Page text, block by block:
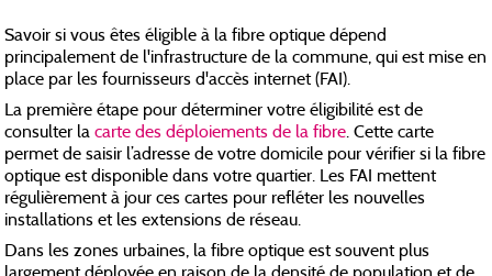
Savoir si vous êtes éligible à la fibre optique dépend
principalement de l'infrastructure de la commune, qui est mise en
place par les fournisseurs d'accès internet (FAI).
La première étape pour déterminer votre éligibilité est de
consulter lacarte des déploiements de la fibre. Cette carte
permet de saisir l’adresse de votre domicile pour vérifier si la fibre
optique est disponible dans votre quartier. Les FAI mettent
régulièrement à jour ces cartes pour refléter les nouvelles
installations et les extensions de réseau.
Dans les zones urbaines, la fibre optique est souvent plus